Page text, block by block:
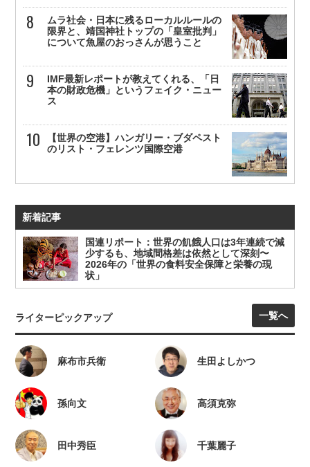
ムラ社会・日本に残るローカルルールの
限界と、靖国神社トップの「皇室批判」
について魚屋のおっさんが思うこと
IMF最新レポートが教えてくれる、「日
本の財政危機」というフェイク・ニュー
ス
【世界の空港】ハンガリー・ブダペスト
のリスト・フェレンツ国際空港
新着記事
国連リポート：世界の飢餓人口は3年連続で減
少するも、地域間格差は依然として深刻〜
2026年の「世界の食料安全保障と栄養の現
状」
ライターピックアップ 一覧へ
麻布市兵衛 生田よしかつ
孫向文 高須克弥
田中秀臣 千葉麗子